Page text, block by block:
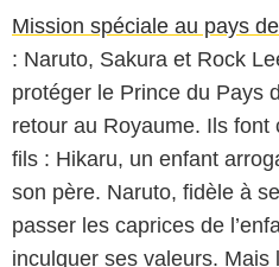
Mission spéciale au pays
: Naruto, Sakura et Rock
protéger le Prince du Pays
retour au Royaume. Ils font
fils : Hikaru, un enfant
son père. Naruto, fidèle à
passer les caprices de
inculquer ses valeurs.